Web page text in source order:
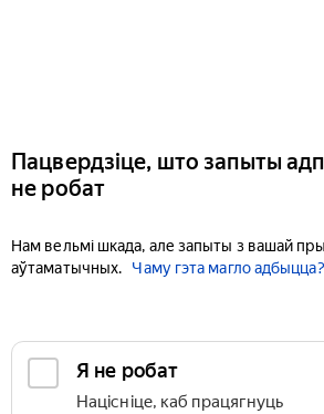
Пацвердзіце, што запыты
не робат
Нам вельмі шкада, але запыты з вашай
аўтаматычных.
Чаму гэта магло адбыцца?
Я не робат
Націсніце, каб працягнуць